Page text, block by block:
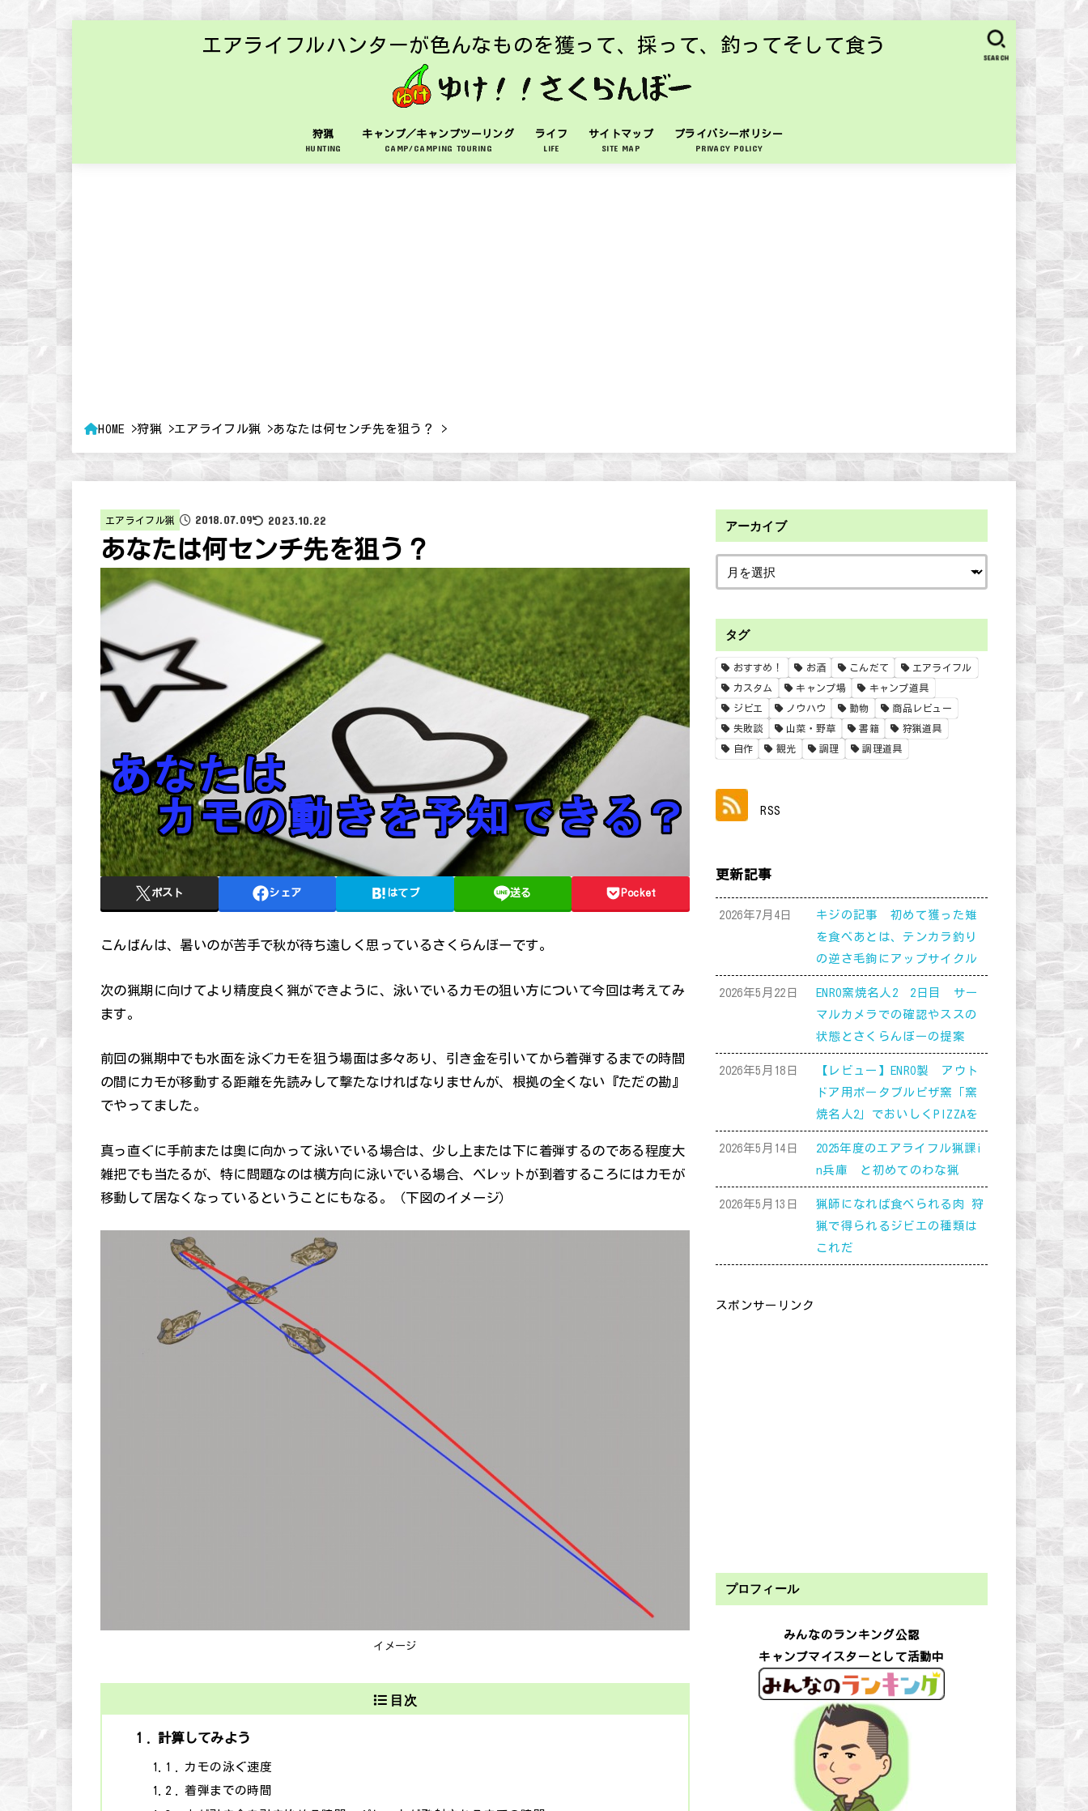
エアライフルハンターが色んなものを獲って、採って、釣ってそして食う
狩猟
HUNTING
キャンプ／キャンプツーリング
CAMP/CAMPING TOURING
ライフ
LIFE
サイトマップ
SITE MAP
プライバシーポリシー
PRIVACY POLICY
SEARCH
HOME 狩猟 エアライフル猟 あなたは何センチ先を狙う？
エアライフル猟 2018.07.09 2023.10.22
あなたは何センチ先を狙う？
ポスト シェア はてブ 送る Pocket
こんばんは、暑いのが苦手で秋が待ち遠しく思っているさくらんぼーです。
次の猟期に向けてより精度良く猟ができように、泳いでいるカモの狙い方について今回は考えてみ
ます。
前回の猟期中でも水面を泳ぐカモを狙う場面は多々あり、引き金を引いてから着弾するまでの時間
の間にカモが移動する距離を先読みして撃たなければなりませんが、根拠の全くない『ただの勘』
でやってました。
真っ直ぐに手前または奥に向かって泳いでいる場合は、少し上または下に着弾するのである程度大
雑把でも当たるが、特に問題なのは横方向に泳いでいる場合、ペレットが到着するころにはカモが
移動して居なくなっているということにもなる。（下図のイメージ）
イメージ
目次
1 計算してみよう
1.1
カモの泳ぐ速度
1.2
着弾までの時間
アーカイブ
タグ
おすすめ！ お酒 こんだて エアライフル
カスタム キャンプ場 キャンプ道具
ジビエ ノウハウ 動物 商品レビュー
失敗談 山菜・野草 書籍 狩猟道具
自作 観光 調理 調理道具
RSS
更新記事
2026年7月4日
キジの記事 初めて獲った雉
を食べあとは、テンカラ釣り
の逆さ毛鉤にアップサイクル
2026年5月22日
ENRO窯焼名人2 2日目 サー
マルカメラでの確認やススの
状態とさくらんぼーの提案
2026年5月18日
【レビュー】ENRO製 アウト
ドア用ポータブルピザ窯「窯
焼名人2」でおいしくPIZZAを
2026年5月14日
2025年度のエアライフル猟課i
n兵庫 と初めてのわな猟
2026年5月13日
猟師になれば食べられる肉 狩
猟で得られるジビエの種類は
これだ
スポンサーリンク
プロフィール
みんなのランキング公認
キャンプマイスターとして活動中